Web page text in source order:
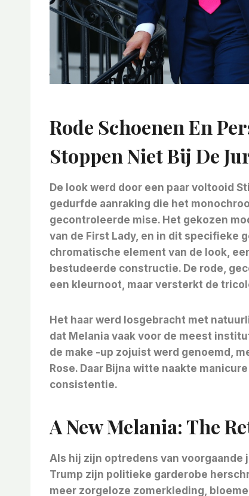
Rode Schoenen En
Stoppen Niet Bij De
De look werd door een paar voltooid
gedurfde aanraking die het
gecontroleerde mise. Het gekozen
van de First Lady, en in dit specifieke
chromatische element van de look,
bestudeerde constructie. De rode,
een kleurnoot, maar versterkt de
Het haar werd losgebracht met
dat Melania vaak voor de meest
de make -up zojuist werd genoemd,
Rose. Daar Bijna witte naakte
consistentie.
A New Melania: The
Als hij zijn optredens van
Trump zijn politieke garderobe
meer zorgeloze zomerkleding,